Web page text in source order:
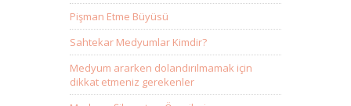
Pişman Etme Büyüsü
Sahtekar Medyumlar Kimdir?
Medyum ararken dolandırılmamak için
dikkat etmeniz gerekenler